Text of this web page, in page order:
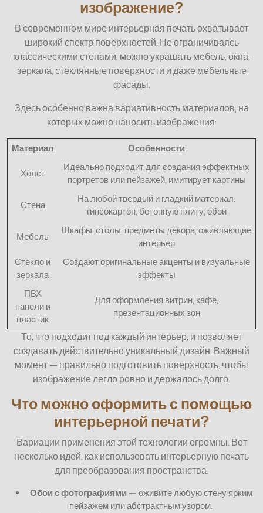
изображение?
В современном мире интерьерная печать охватывает
широкий спектр поверхностей. Не ограничиваясь
классическими стенами, можно украшать мебель, окна,
зеркала, стеклянные поверхности и даже мебельные
фасады.
Здесь особенно важна вариативность материалов, на
которых можно наносить изображения:
Материал Особенности
Холст
Идеально подходит для создания эффектных
портретов или пейзажей, имитирует картины
Стена
На любой твердый и гладкий материал:
гипсокартон, бетонную плиту, обои
Мебель
Шкафы, столы, предметы декора, оживляющие
интерьер
Стекло и
зеркала
Создают оригинальные акценты и визуальные
эффекты
ПВХ
панели и
пластик
Для оформления витрин, кафе,
презентационных зон
То, что подходит под каждый интерьер, и позволяет
создавать действительно уникальный дизайн. Важный
момент — правильно подготовить поверхность, чтобы
изображение легло ровно и держалось долго.
Что можно оформить с помощью
интерьерной печати?
Вариации применения этой технологии огромны. Вот
несколько идей, как использовать интерьерную печать
для преобразования пространства.
Обои с фотографиями — оживите любую стену ярким
пейзажем или абстрактным узором.